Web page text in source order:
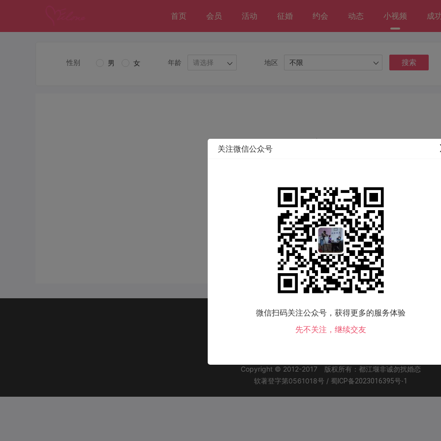
首页 会员 活动 征婚 约会 动态 小视频 成
性别 男 女 年龄 请选择 地区 不限 搜索
没有符合条件的信息！
| 同城交友 | 个人信息保护政策
Copyright © 2012-2017 版权所有：都江堰非诚勿扰婚恋
软著登字第0561018号 / 蜀ICP备2023016395号-1
关注微信公众号
微信扫码关注公众号，获得更多的服务体验
先不关注，继续交友